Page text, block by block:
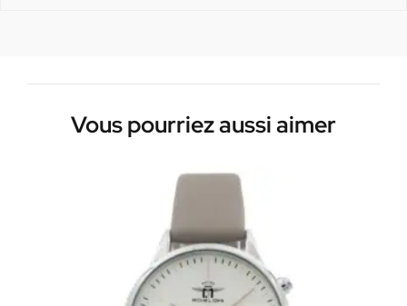
Vous pourriez aussi aimer